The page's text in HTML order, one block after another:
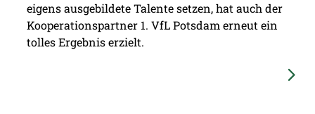
eigens ausgebildete Talente setzen, hat auch der
Kooperationspartner 1. VfL Potsdam erneut ein
tolles Ergebnis erzielt.